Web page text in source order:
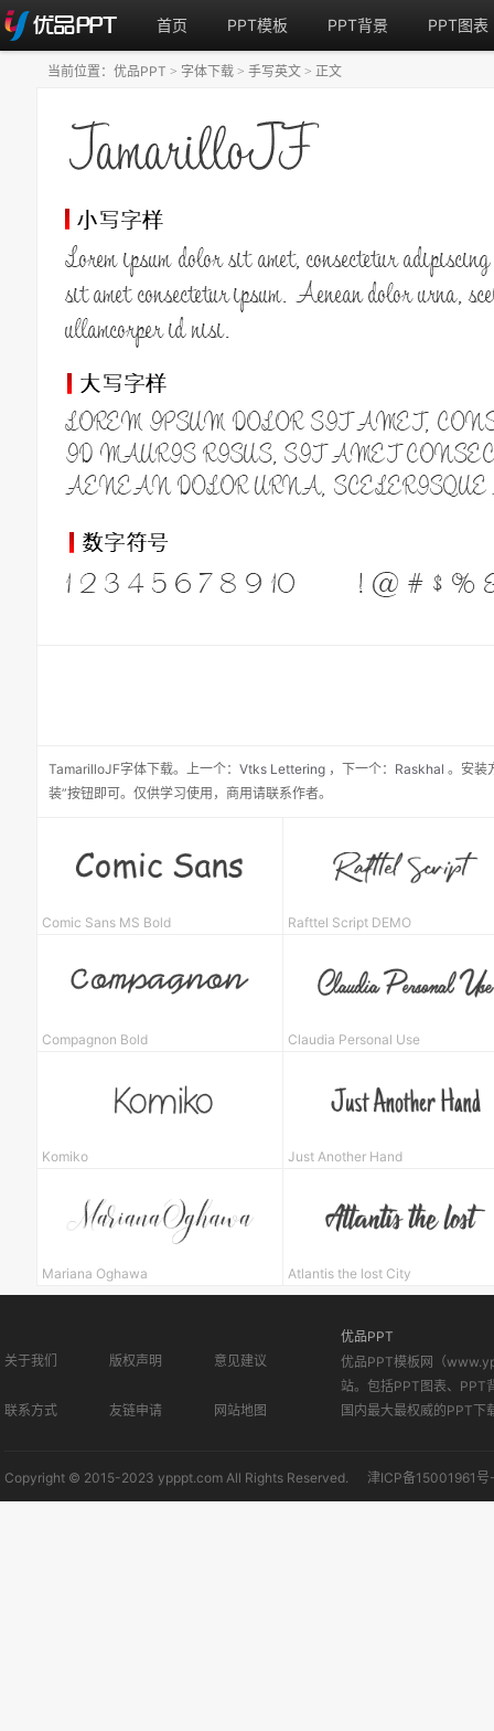
首页 PPT模板 PPT背景 PPT图表
TamarilloJF字体下载。 上一个： Vtks Lettering ， 下一个： Raskhal 。安装
装”按钮即可。仅供学习使用，商用请联系作者。
当前位置： 优品PPT > 字体下载 > 手写英文 > 正文
Comic Sans MS Bold Rafttel Script DEMO
Compagnon Bold Claudia Personal Use
Komiko Just Another Hand
Mariana Oghawa Atlantis the lost City
关于我们 版权声明 意见建议
联系方式 友链申请 网站地图
优品PPT
优品PPT模板网（
站。包括PPT图表、PPT
国内最大最权威的PPT下
Copyright © 2015-2023 ypppt.com All Rights Reserved. 津ICP备15001961号